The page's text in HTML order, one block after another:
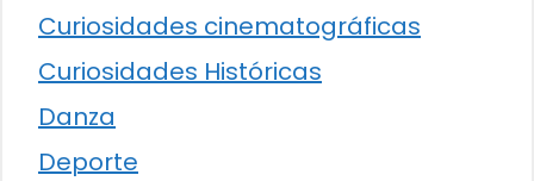
Curiosidades cinematográficas
Curiosidades Históricas
Danza
Deporte